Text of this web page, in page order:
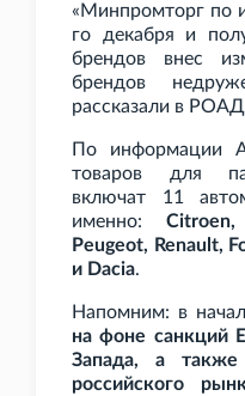
«Минпромторг по
го декабря и
брендов внес
брендов
рассказали в
По информации
товаров для
включат 11
именно:
Peugeot, Renault,
и Dacia.
Напомним: в
на фоне санкций
Запада, а
российского